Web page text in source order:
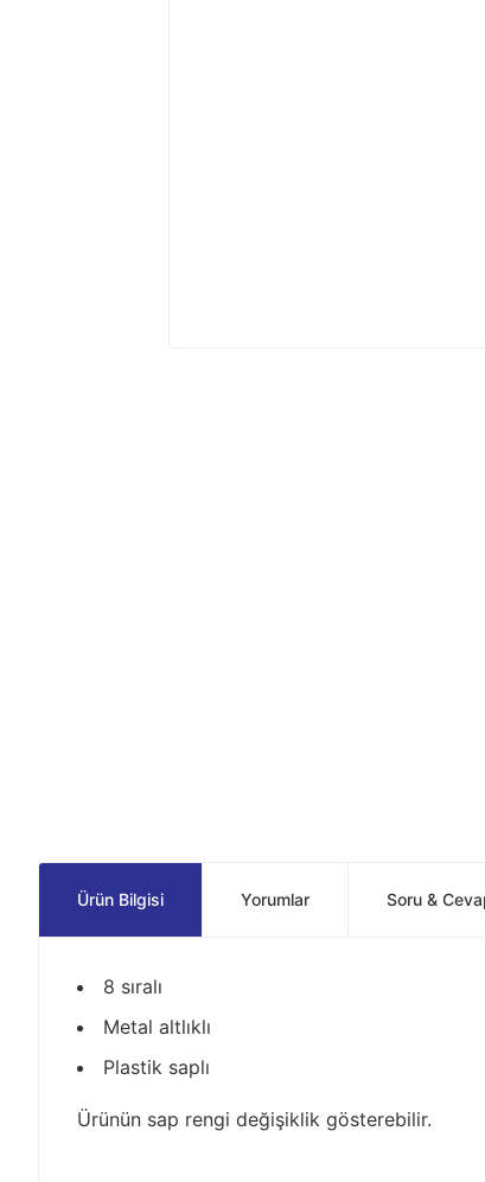
Ürün Bilgisi Yorumlar Soru &
8 sıralı
Metal altlıklı
Plastik saplı
Ürünün sap rengi değişiklik gösterebilir.